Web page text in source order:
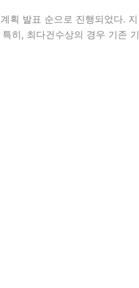
획 발표 순으로 진행되었다. 지
히, 최다건수상의 경우 기존 기